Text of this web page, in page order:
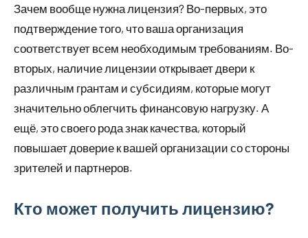
Зачем вообще нужна лицензия? Во-первых, это
подтверждение того, что ваша организация
соответствует всем необходимым требованиям. Во-
вторых, наличие лицензии открывает двери к
различным грантам и субсидиям, которые могут
значительно облегчить финансовую нагрузку. А
ещё, это своего рода знак качества, который
повышает доверие к вашей организации со стороны
зрителей и партнеров.
Кто может получить лицензию?